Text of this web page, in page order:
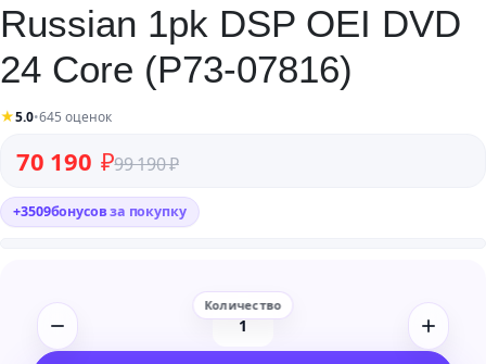
Russian 1pk DSP OEI DVD
24 Core (P73-07816)
★5.0•645 оценок
99 190₽
Первоначальная цена составляла 99 190 ₽.
70 190 ₽
Текущая цена: 70 190 ₽.
+3509бонусовза покупку
Количество